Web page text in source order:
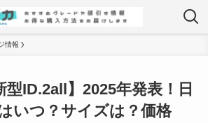
情報
型ID.2all】2025年発表！日
いつ？サイズは？価格